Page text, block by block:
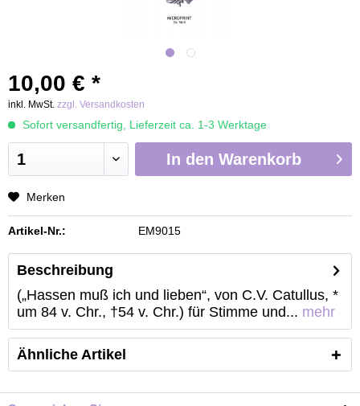
10,00 € *
inkl. MwSt. zzgl. Versandkosten
Sofort versandfertig, Lieferzeit ca. 1-3 Werktage
In den Warenkorb
Merken
Artikel-Nr.: EM9015
Beschreibung
(„Hassen muß ich und lieben“, von C.V. Catullus, *
um 84 v. Chr., †54 v. Chr.) für Stimme und... mehr
Ähnliche Artikel